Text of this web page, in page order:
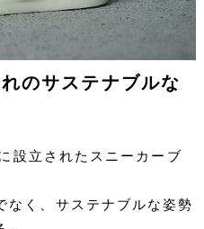
のサステナブルな
設立されたスニーカーブ
なく、サステナブルな姿勢